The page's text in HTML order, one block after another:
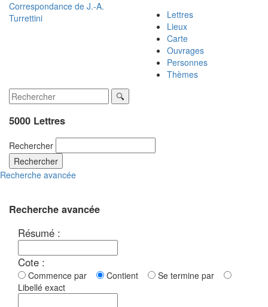
Correspondance de J.-A.
Turrettini
Lettres
Lieux
Carte
Ouvrages
Personnes
Thèmes
5000 Lettres
Rechercher
Rechercher
Recherche avancée
Recherche avancée
Résumé :
Cote :
Commence par Contient
Se termine par
Libellé exact